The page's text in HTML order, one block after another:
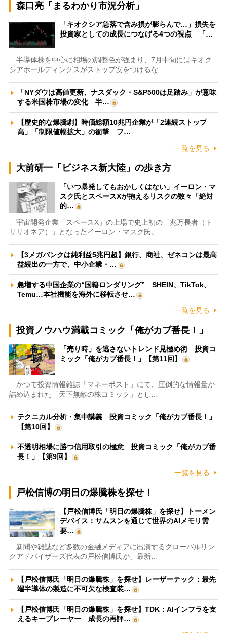
森口亮「まるわかり市況分析」
「キオクシア急落で含み損が膨らんで…」損失を
投資家としての成長につなげる4つの視点 「…
半導体株を中心に相場の調整色が強まり、7月中旬にはキオク
シアホールディングスがストップ安をつけるな…
「NYダウは高値更新、ナスダック・S&P500は足踏み」が意味
する米国株市場の変化 半…
【歴史的な爆騰劇】時価総額10兆円企業が「2連続ストップ
高」「制限値幅拡大」の衝撃 フ…
一覧を見る
大前研一「ビジネス新大陸」の歩き方
「いつ暴発してもおかしくはない」イーロン・マ
スク氏とスペースXが抱えるリスクの数々「絶対
的…
宇宙開発企業「スペースX」の上場で史上初の「兆万長者（ト
リリオネア）」となったイーロン・マスク氏。…
【3メガバンクは純利益5兆円超】銀行、商社、ゼネコンは最高
益続出の一方で、中小企業・…
急増する中国企業の“国籍ロンダリング” SHEIN、TikTok、
Temu…本社機能を海外に移転させ…
一覧を見る
投資ノウハウ満載コミック「俺がカブ番長！」
「売り時」を逃さないトレンド見極め術 投資コ
ミック「俺がカブ番長！」【第11回】
かつて投資情報雑誌「マネーポスト」にて、圧倒的な情報量が
詰め込まれた「天下無敵の株コミック」とし…
テクニカル分析・集中講義 投資コミック「俺がカブ番長！」
【第10回】
不透明相場に勝つ信用取引の極意 投資コミック「俺がカブ番
長！」【第9回】
一覧を見る
戸松信博の明日の爆騰株を探せ！
【戸松信博氏「明日の爆騰株」を探せ】トーメン
デバイス：サムスンを通じて世界のAIメモリ需
要…
新聞や雑誌など多数の金融メディアに出演するグローバルリン
クアドバイザーズ代表の戸松信博氏が、最新…
【戸松信博氏「明日の爆騰株」を探せ】レーザーテック：最先
端半導体の製造に不可欠な検査装…
【戸松信博氏「明日の爆騰株」を探せ】TDK：AIインフラを支
えるキープレーヤー 成長の再評…